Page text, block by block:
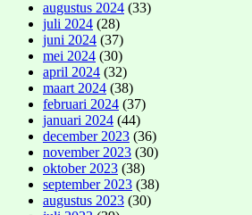
augustus 2024 (33)
juli 2024 (28)
juni 2024 (37)
mei 2024 (30)
april 2024 (32)
maart 2024 (38)
februari 2024 (37)
januari 2024 (44)
december 2023 (36)
november 2023 (30)
oktober 2023 (38)
september 2023 (38)
augustus 2023 (30)